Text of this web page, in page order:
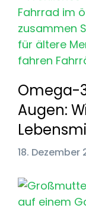
Omega-
Augen:
18. Dezember